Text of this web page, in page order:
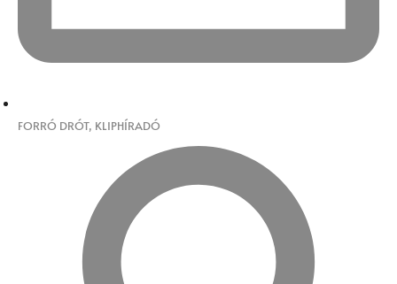
FORRÓ DRÓT, KLIPHÍRADÓ